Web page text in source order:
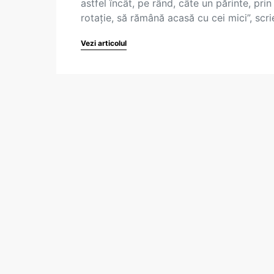
astfel încât, pe rând, câte un părinte, prin
rotaţie, să rămână acasă cu cei mici”,
Vezi articolul